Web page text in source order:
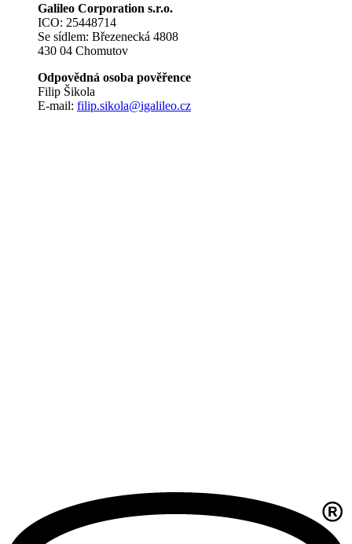
Galileo Corporation s.r.o.
ICO: 25448714
Se sídlem: Březenecká 4808
430 04 Chomutov
Odpovědná osoba pověřence
Filip Šikola
E-mail: filip.sikola@igalileo.cz